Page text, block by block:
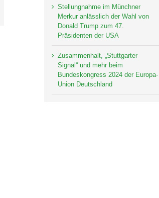
Stellungnahme im Münchner
Merkur anlässlich der Wahl von
Donald Trump zum 47.
Präsidenten der USA
Zusammenhalt, „Stuttgarter
Signal“ und mehr beim
Bundeskongress 2024 der Europa-
Union Deutschland